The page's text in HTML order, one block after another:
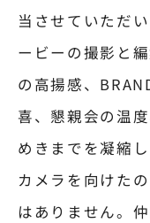
当させていただ
ービーの撮影と
の高揚感、
喜、懇親会の温
めきまでを凝縮し
カメラを向けた
はありません。